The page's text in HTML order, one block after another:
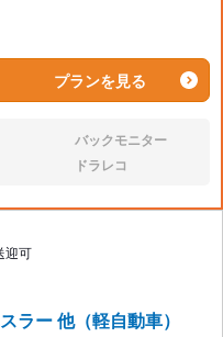
プランを見る
なし:バックモニター
なし:ドラレコ
迎可
ラー 他（軽自動車）